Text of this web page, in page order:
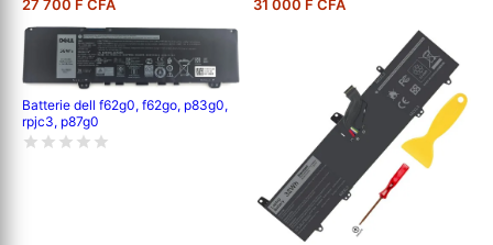
27 700 F CFA 31 000 F CFA
Batterie dell f62g0, f62go, p83g0,
rpjc3, p87g0